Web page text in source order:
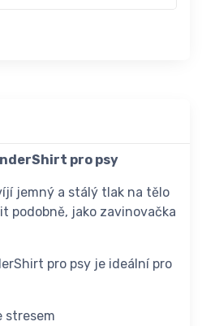
pro psy
jemný a stálý tlak na tělo
podobně, jako zavinovačka
pro psy je ideální pro
stresem